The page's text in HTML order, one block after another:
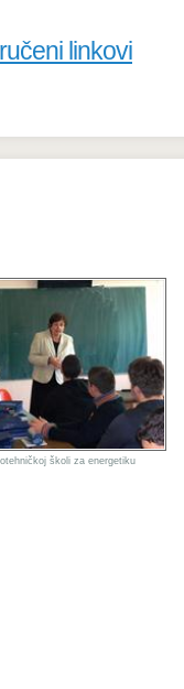
linkovi
školi za energetiku